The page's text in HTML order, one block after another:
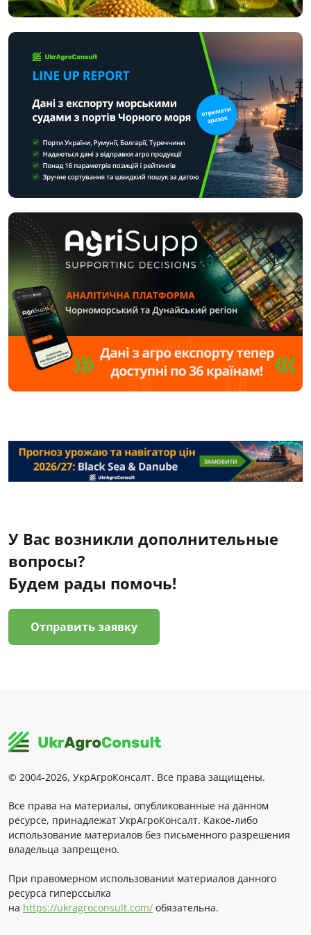
У Вас возникли дополнительные
вопросы?
Будем рады помочь!
Отправить заявку
© 2004-2026, УкрАгроКонсалт. Все права защищены.
Все права на материалы, опубликованные на данном
ресурсе, принадлежат УкрАгроКонсалт. Какое-либо
использование материалов без письменного разрешения
владельца запрещено.
При правомерном использовании материалов данного
ресурса гиперссылка
на https://ukragroconsult.com/ обязательна.